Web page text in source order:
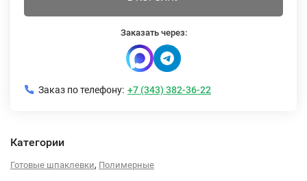
Заказать через:
Заказ по телефону: +7 (343) 382-36-22
Категории
Готовые шпаклевки, Полимерные